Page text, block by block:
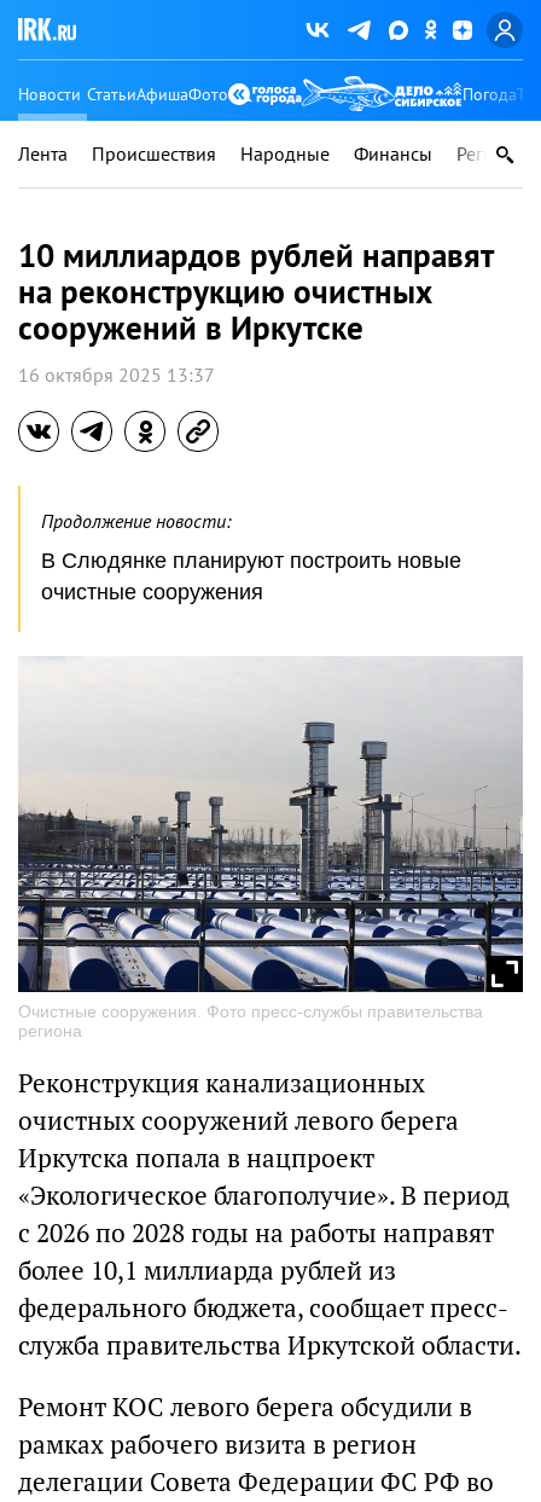
Новости СтатьиАфишаФото Погода
Лента Происшествия Народные Финансы Регионы
10 миллиардов рублей направят
на реконструкцию очистных
сооружений в Иркутске
16 октября 2025 13:37
Продолжение новости:
В Слюдянке планируют построить новые
очистные сооружения
Очистные сооружения. Фото пресс-службы правительства
региона
Реконструкция канализационных
очистных сооружений левого берега
Иркутска попала в нацпроект
«Экологическое благополучие». В период
с 2026 по 2028 годы на работы направят
более 10,1 миллиарда рублей из
федерального бюджета, сообщает пресс-
служба правительства Иркутской области.
Ремонт КОС левого берега обсудили в
рамках рабочего визита в регион
делегации Совета Федерации ФС РФ во